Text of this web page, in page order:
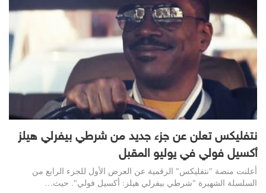
نتفليكس تعلن عن جزء جديد من شرطي بيفرلي هيلز
أكسيل فولي في يوليو المقبل
أعلنت منصة "نتفليكس" الرقمية عن العرض الأول للجزء الرابع من
السلسلة الشهيرة "شرطي بيفرلي هيلز: أكسيل فولي". حيث…